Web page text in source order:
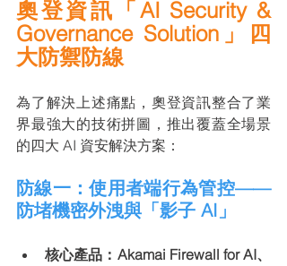
奧登資訊「AI Security &
Governance Solution」四
大防禦防線
為了解決上述痛點，奧登資訊整合了業
界最強大的技術拼圖，推出覆蓋全場景
的四大 AI 資安解決方案：
防線一：使用者端行為管控——
防堵機密外洩與「影子 AI」
核心產品：Akamai Firewall for AI、